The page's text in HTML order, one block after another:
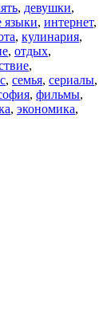
, девушки,
языки, интернет,
, кулинария,
, отдых,
,
, семья, сериалы,
, фильмы,
, экономика,